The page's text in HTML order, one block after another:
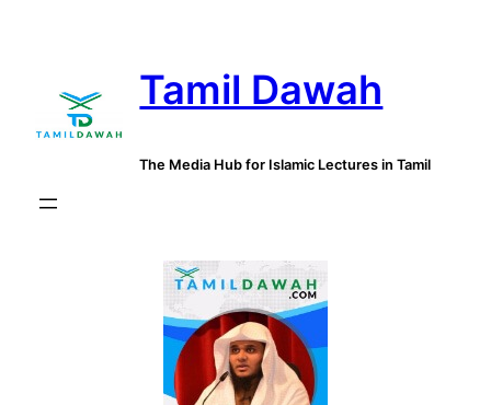
Tamil Dawah
The Media Hub for Islamic Lectures in Tamil